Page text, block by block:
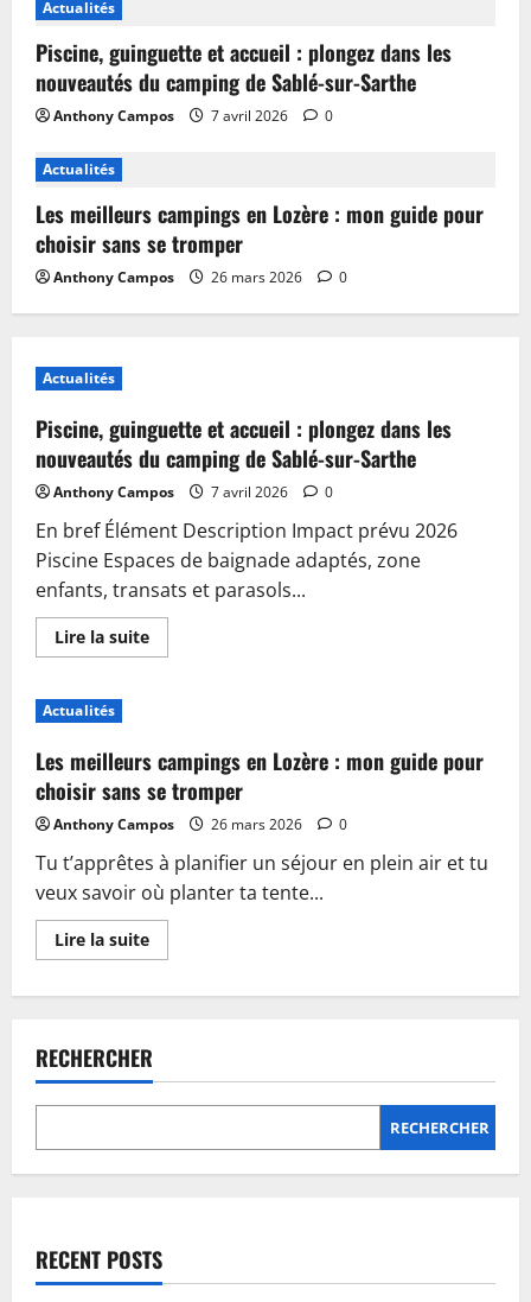
Actualités
Piscine, guinguette et accueil : plongez dans les
nouveautés du camping de Sablé-sur-Sarthe
Anthony Campos 7 avril 2026 0
Actualités
Les meilleurs campings en Lozère : mon guide pour
choisir sans se tromper
Anthony Campos 26 mars 2026 0
Actualités
Piscine, guinguette et accueil : plongez dans les
nouveautés du camping de Sablé-sur-Sarthe
Anthony Campos 7 avril 2026 0
En bref Élément Description Impact prévu 2026
Piscine Espaces de baignade adaptés, zone
enfants, transats et parasols...
Lire la suiteEn
savoir
accueil
:
plongez
dans
les
nouveautés
du
camping
de
Sablé-
sur-
Sarthe
Actualités
Les meilleurs campings en Lozère : mon guide pour
choisir sans se tromper
Anthony Campos 26 mars 2026 0
Tu t’apprêtes à planifier un séjour en plein air et tu
veux savoir où planter ta tente...
Lire la suiteEn
savoir
en
Lozère
:
mon
choisir
sans
RECHERCHER
RECHERCHER
RECENT POSTS